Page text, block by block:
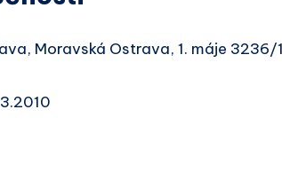
Moravská Ostrava, 1. máje 3236/